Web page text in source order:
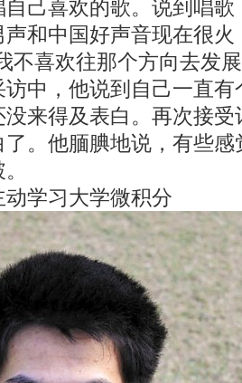
己喜欢的歌。说到唱
和中国好声音现在很
不喜欢往那个方向去发
，他说到自己一直有
来得及表白。再次接
。他腼腆地说，有些
学习大学微积分